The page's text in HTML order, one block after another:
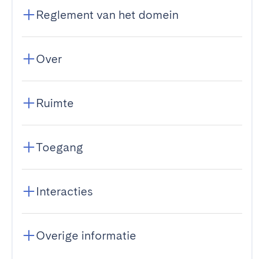
Reglement van het domein
Over
Ruimte
Toegang
Interacties
Overige informatie